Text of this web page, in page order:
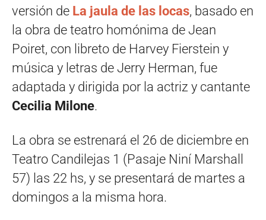
versión de La jaula de las locas, basado en
la obra de teatro homónima de Jean
Poiret, con libreto de Harvey Fierstein y
música y letras de Jerry Herman, fue
adaptada y dirigida por la actriz y cantante
Cecilia Milone.
La obra se estrenará el 26 de diciembre en
Teatro Candilejas 1 (Pasaje Niní Marshall
57) las 22 hs, y se presentará de martes a
domingos a la misma hora.